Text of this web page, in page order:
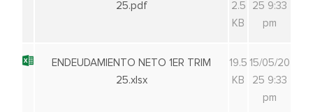
25.pdf
2.5
KB
25 9:33
pm
ENDEUDAMIENTO NETO 1ER TRIM
25.xlsx
19.5
KB
15/05/20
25 9:33
pm